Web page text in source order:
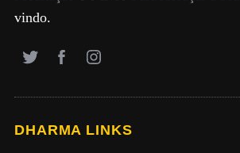
vindo.
DHARMA LINKS